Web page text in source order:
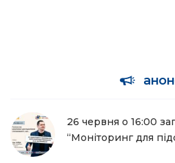
26 червня о 16:00
“Моніторинг для